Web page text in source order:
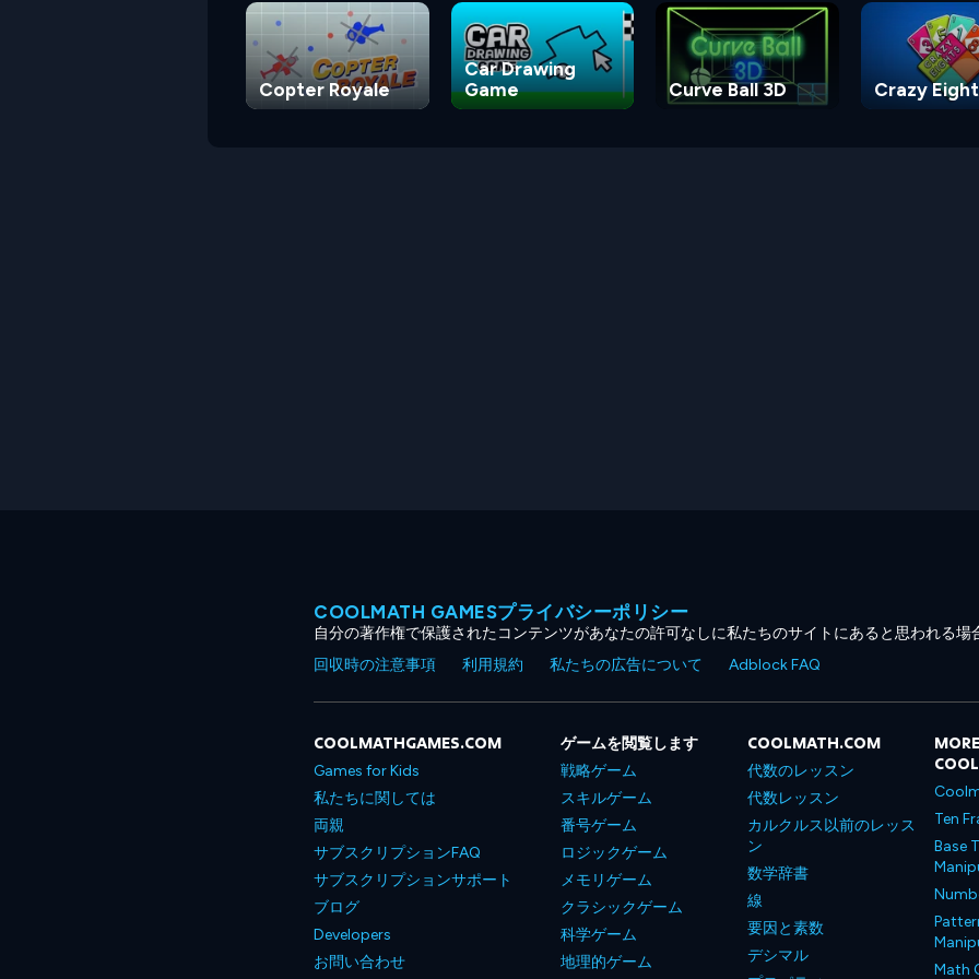
Copter Royale
Car Drawing
Game
Curve Ball 3D Crazy
COOLMATH GAMESプライバシーポリシー
自分の著作権で保護されたコンテンツがあなたの許可なしに私たちのサイトにあると思われる
回収時の注意事項
利用規約 私たちの広告について Adblock FAQ
COOLMATHGAMES.COM
Games for Kids
私たちに関しては
両親
サブスクリプションFAQ
サブスクリプションサポート
ブログ
Developers
お問い合わせ
ゲームを閲覧します
戦略ゲーム
スキルゲーム
番号ゲーム
ロジックゲーム
メモリゲーム
クラシックゲーム
科学ゲーム
地理的ゲーム
COOLMATH.COM
代数のレッスン
代数レッスン
カルクルス以前のレッス
ン
数学辞書
線
要因と素数
デシマル
Ten
Base
Math